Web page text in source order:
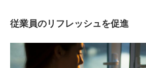
従業員のリフレッシュを促進